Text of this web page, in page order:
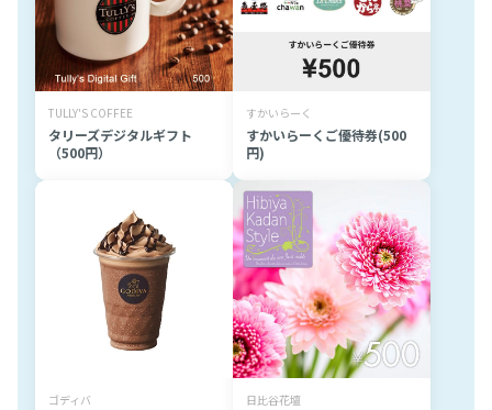
TULLY'S COFFEE
タリーズデジタルギフト
（500円）
すかいらーく
すかいらーくご優待券(500
円)
ゴディバ 日比谷花壇